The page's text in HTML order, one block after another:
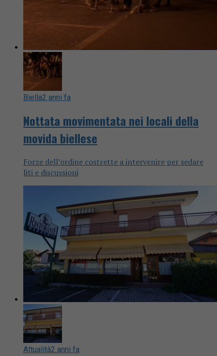
Biella2 anni fa
Nottata movimentata nei locali della
movida biellese
Forze dell’ordine costrette a intervenire per sedare
liti e discussioni
Attualità2 anni fa